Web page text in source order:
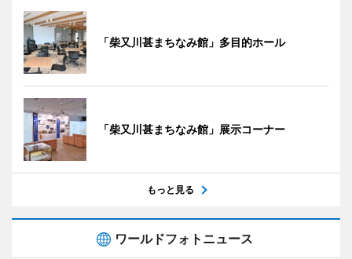
「柴又川甚まちなみ館」多目的ホール
「柴又川甚まちなみ館」展示コーナー
もっと見る
ワールドフォトニュース